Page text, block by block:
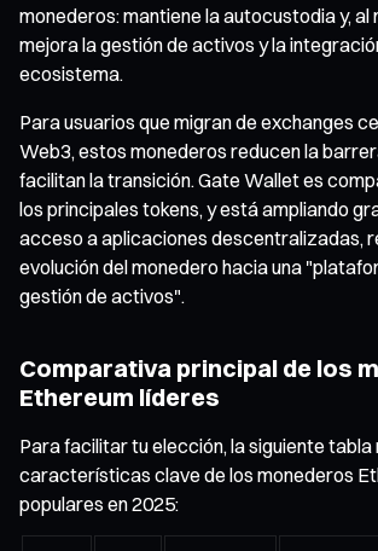
monederos: mantiene la autocustodia y, al
mejora la gestión de activos y la
ecosistema.
Para usuarios que migran de exchanges
Web3, estos monederos reducen la
facilitan la transición. Gate Wallet es
los principales tokens, y está ampliando
acceso a aplicaciones descentralizadas,
evolución del monedero hacia una
gestión de activos".
Comparativa principal de los
Ethereum líderes
Para facilitar tu elección, la siguiente tabla
características clave de los monederos
populares en 2025: